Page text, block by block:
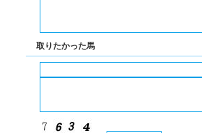
取りたかった馬